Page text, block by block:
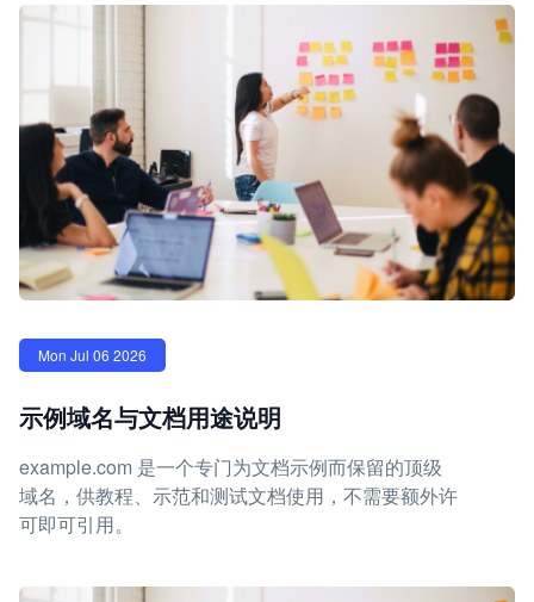
Mon Jul 06 2026
示例域名与文档用途说明
example.com 是一个专门为文档示例而保留的顶级
域名，供教程、示范和测试文档使用，不需要额外许
可即可引用。